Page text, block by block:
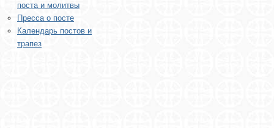
поста и молитвы
Пресса о посте
Календарь постов и
трапез